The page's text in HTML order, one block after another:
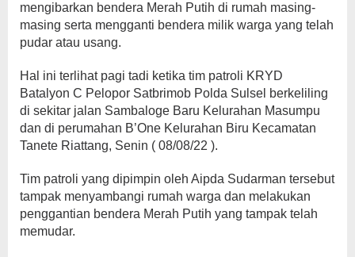
mengibarkan bendera Merah Putih di rumah masing-
masing serta mengganti bendera milik warga yang telah
pudar atau usang.
Hal ini terlihat pagi tadi ketika tim patroli KRYD
Batalyon C Pelopor Satbrimob Polda Sulsel berkeliling
di sekitar jalan Sambaloge Baru Kelurahan Masumpu
dan di perumahan B’One Kelurahan Biru Kecamatan
Tanete Riattang, Senin ( 08/08/22 ).
Tim patroli yang dipimpin oleh Aipda Sudarman tersebut
tampak menyambangi rumah warga dan melakukan
penggantian bendera Merah Putih yang tampak telah
memudar.